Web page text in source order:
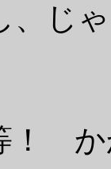
、じ
！